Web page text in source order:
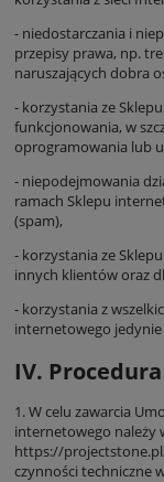
- niedostarczania i
przepisy prawa, np.
naruszających dobra
- korzystania ze
funkcjonowania, w
oprogramowania lub
- niepodejmowania
ramach Sklepu
(spam),
- korzystania ze
innych klientów oraz
- korzystania z
internetowego jedynie
IV.
1. W celu zawarcia
internetowego należy
https://
czynności techniczne